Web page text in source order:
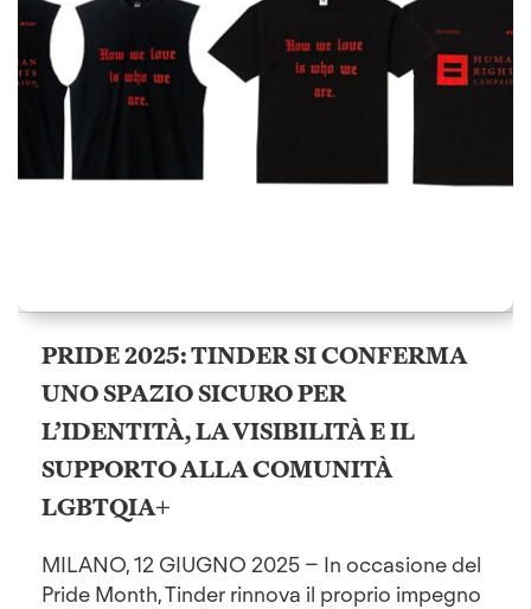
PRIDE 2025: TINDER SI CONFERMA
UNO SPAZIO SICURO PER
L’IDENTITÀ, LA VISIBILITÀ E IL
SUPPORTO ALLA COMUNITÀ
LGBTQIA+
MILANO, 12 GIUGNO 2025 – In occasione del
Pride Month, Tinder rinnova il proprio impegno